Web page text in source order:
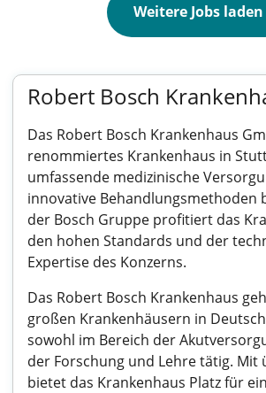
Weitere Jobs laden
Robert Bosch
Das Robert Bosch Krankenhaus
renommiertes Krankenhaus in
umfassende medizinische
innovative Behandlungsmethoden
der Bosch Gruppe profitiert das
den hohen Standards und der
Expertise des Konzerns.
Das Robert Bosch Krankenhaus
großen Krankenhäusern in
sowohl im Bereich der
der Forschung und Lehre tätig. Mit
bietet das Krankenhaus Platz für